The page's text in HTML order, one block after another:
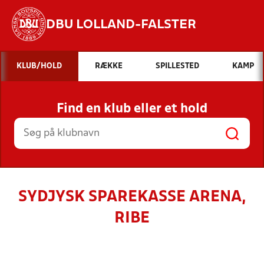
DBU LOLLAND-FALSTER
Hvad vil du søge efter?
INDHOLD OG NYHEDER
STILLINGER, RESULTATER, KLUBBER OG
HOLD
KLUB/HOLD RÆKKE SPILLESTED KAMP
Find en klub eller et hold
SYDJYSK SPAREKASSE ARENA,
RIBE